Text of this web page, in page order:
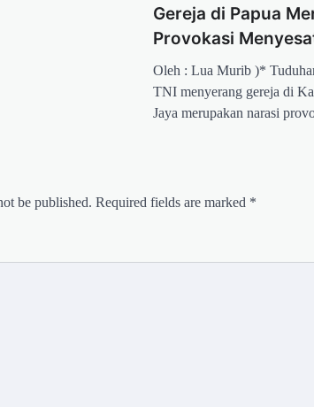
Gereja di Papua
Provokasi
Oleh : Lua Murib )*
TNI menyerang gereja di
Jaya merupakan narasi
be published. Required fields are marked *